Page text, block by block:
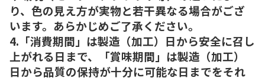
り、色の見え方が実物と若干異なる場合がござ
います。あらかじめご了承ください。
4.「消費期間」は製造（加工）日から安全に召し
上がれる日まで、「賞味期間」は製造（加工）
日から品質の保持が十分に可能な日までをそれ